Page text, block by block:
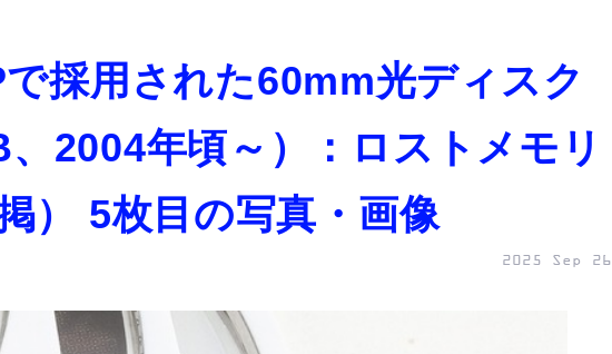
採用された60mm光ディスク
、2004年頃～）：ロストメモリ
） 5枚目の写真・画像
2025 Sep 26